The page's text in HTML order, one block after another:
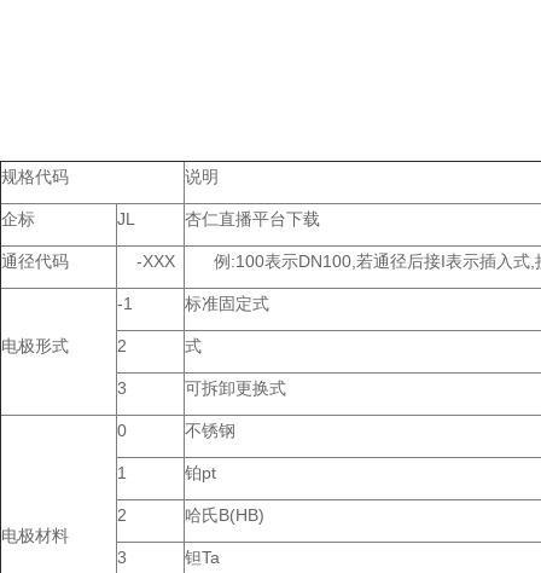
规格代码 说明
企标 JL 杏仁直播平台下载
通径代码 -XXX 例:100表示DN100,若通径后接I表示插入式,
电极形式
-1 标准固定式
2 式
3 可拆卸更换式
电极材料
0 不锈钢
1 铂pt
2 哈氏B(HB)
3 钽Ta